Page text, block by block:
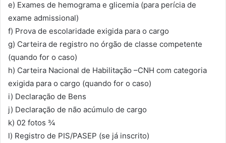
e) Exames de hemograma e glicemia (para perícia de
exame admissional)
f) Prova de escolaridade exigida para o cargo
g) Carteira de registro no órgão de classe competente
(quando for o caso)
h) Carteira Nacional de Habilitação –CNH com categoria
exigida para o cargo (quando for o caso)
i) Declaração de Bens
j) Declaração de não acúmulo de cargo
k) 02 fotos ¾
l) Registro de PIS/PASEP (se já inscrito)